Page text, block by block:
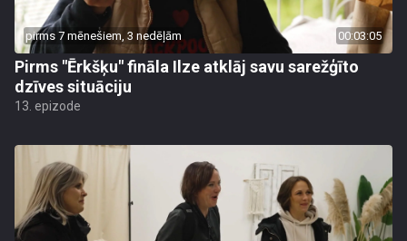
pirms 7 mēnešiem, 3 nedēļām 00:03:05
Pirms "Ērkšķu" fināla Ilze atklāj savu sarežģīto
dzīves situāciju
13. epizode